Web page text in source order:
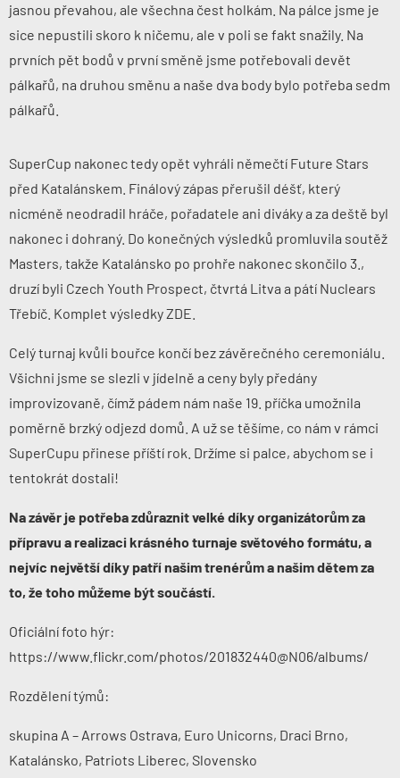
jasnou převahou, ale všechna čest holkám. Na pálce jsme je
sice nepustili skoro k ničemu, ale v poli se fakt snažily. Na
prvních pět bodů v první směně jsme potřebovali devět
pálkařů, na druhou směnu a naše dva body bylo potřeba sedm
pálkařů.
SuperCup nakonec tedy opět vyhráli němečtí Future Stars
před Katalánskem. Finálový zápas přerušil déšť, který
nicméně neodradil hráče, pořadatele ani diváky a za deště byl
nakonec i dohraný. Do konečných výsledků promluvila soutěž
Masters, takže Katalánsko po prohře nakonec skončilo 3.,
druzí byli Czech Youth Prospect, čtvrtá Litva a pátí Nuclears
Třebíč. Komplet výsledkyZDE
Celý turnaj kvůli bouřce končí bez závěrečného ceremoniálu.
Všichni jsme se slezli v jídelně a ceny byly předány
improvizovaně, čímž pádem nám naše 19. příčka umožnila
poměrně brzký odjezd domů. A už se těšíme, co nám v rámci
SuperCupu přinese příští rok. Držíme si palce, abychom se i
tentokrát dostali!
Na závěr je potřeba zdůraznit velké díky organizátorům za
přípravu a realizaci krásného turnaje světového formátu, a
nejvíc největší díky patří našim trenérům a našim dětem za
to, že toho můžeme být součástí.
Oficiální foto hýr:
https://www.flickr.com/photos/201832440@N06/albums/
Rozdělení týmů:
skupina A – Arrows Ostrava, Euro Unicorns, Draci Brno,
Katalánsko, Patriots Liberec, Slovensko